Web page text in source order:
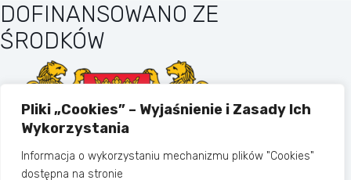
Pliki „Cookies” – Wyjaśnienie i Zasady Ich
Wykorzystania
Informacja o wykorzystaniu mechanizmu plików "Cookies"
dostępna na stronie
DOFINANSOWANO ZE
ŚRODKÓW